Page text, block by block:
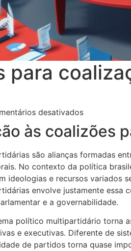
para
desativadosem Regras
às coalizões
são alianças formadas
No contexto da política
ideologias e recursos variados
envolve justamente essa
e a governabilidade.
político multipartidário torna
e executivas. Diferente de
de partidos torna quase